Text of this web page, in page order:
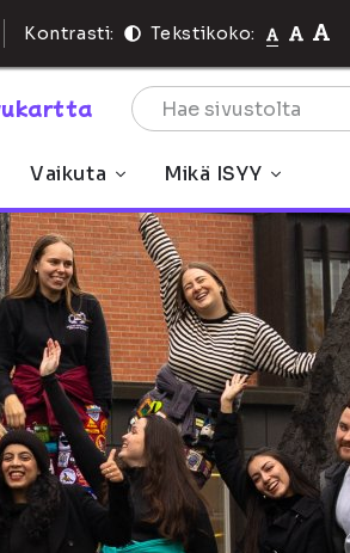
Kontrasti: Tekstikoko:
Vaikuta Mikä ISYY